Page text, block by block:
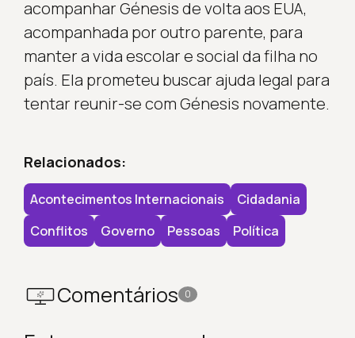
acompanhar Génesis de volta aos EUA,
acompanhada por outro parente, para
manter a vida escolar e social da filha no
país. Ela prometeu buscar ajuda legal para
tentar reunir-se com Génesis novamente.
Relacionados:
Acontecimentos Internacionais
Cidadania
Conflitos
Governo Pessoas Política
Comentários 0